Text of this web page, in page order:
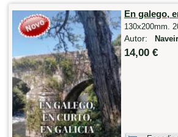
En galego,
130x200mm.
Autor:
14,00 €